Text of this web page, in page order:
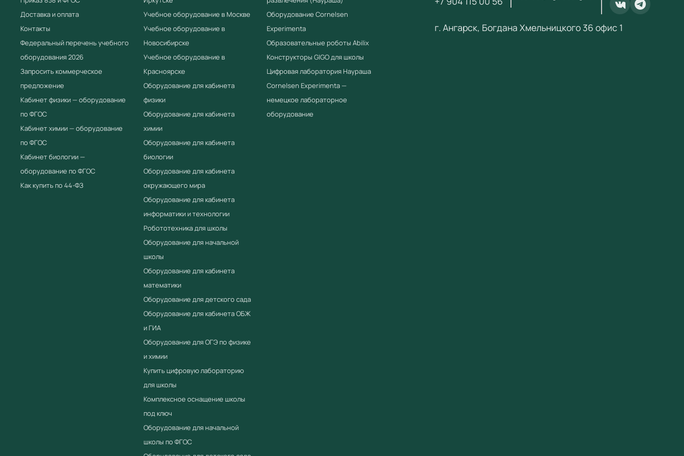
группе детей
Применение в образовательном процессе
Доставка и оплата
Контакты
Федеральный перечень учебного
оборудования 2026
Запросить коммерческое
предложение
Кабинет физики — оборудование
по ФГОС
Кабинет химии — оборудование
по ФГОС
Кабинет биологии —
оборудование по ФГОС
Как купить по 44-ФЗ
Учебное оборудование в Москве
Учебное оборудование в
Новосибирске
Учебное оборудование в
Красноярске
Оборудование для кабинета
физики
Оборудование для кабинета
химии
Оборудование для кабинета
биологии
Оборудование для кабинета
окружающего мира
Оборудование для кабинета
информатики и технологии
Робототехника для школы
Оборудование для начальной
школы
Оборудование для кабинета
математики
Оборудование для детского сада
Оборудование для кабинета ОБЖ
и ГИА
Оборудование для ОГЭ по физике
и химии
Купить цифровую лабораторию
для школы
Комплексное оснащение школы
под ключ
Оборудование для начальной
школы по ФГОС
Оборудование Cornelsen
Experimenta
Образовательные роботы Abilix
Конструкторы GIGO для школы
Цифровая лаборатория Наураша
Cornelsen Experimenta —
немецкое лабораторное
оборудование
г. Ангарск, Богдана Хмельницкого 36 офис 1